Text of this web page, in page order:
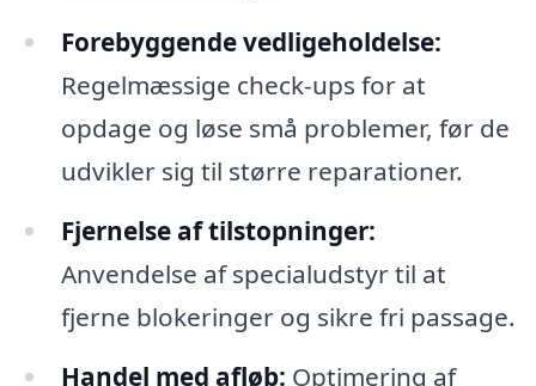
Forebyggende vedligeholdelse:
Regelmæssige check-ups for at
opdage og løse små problemer, før de
udvikler sig til større reparationer.
Fjernelse af tilstopninger:
Anvendelse af specialudstyr til at
fjerne blokeringer og sikre fri passage.
Handel med afløb: Optimering af